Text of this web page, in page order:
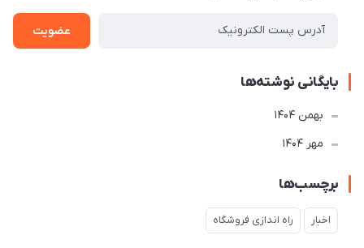
عضویت
بایگانی نوشته‌ها
بهمن 1404
مهر 1404
برچسب‌ها
اخبار راه اندازی فروشگاه